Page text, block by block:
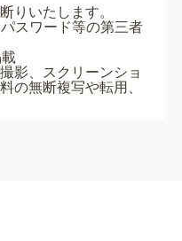
りいたします。
スワード等の第三者
影、スクリーンショ
の無断複写や転用、